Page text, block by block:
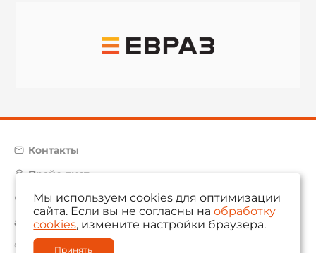
Контакты
Прайс-лист
Карта сайта
aam@aamsystems.ru
© 2004 — 2026 «AAM Systems»
Мы используем cookies для оптимизации
сайта. Если вы не согласны наобработку
cookies, измените настройки браузера.
Принять